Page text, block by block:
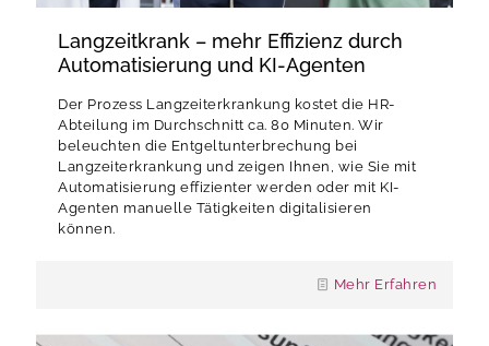
Langzeitkrank – mehr Effizienz durch
Automatisierung und KI-Agenten
Der Prozess Langzeiterkrankung kostet die HR-
Abteilung im Durchschnitt ca. 80 Minuten. Wir
beleuchten die Entgeltunterbrechung bei
Langzeiterkrankung und zeigen Ihnen, wie Sie mit
Automatisierung effizienter werden oder mit KI-
Agenten manuelle Tätigkeiten digitalisieren
können.
Mehr Erfahren